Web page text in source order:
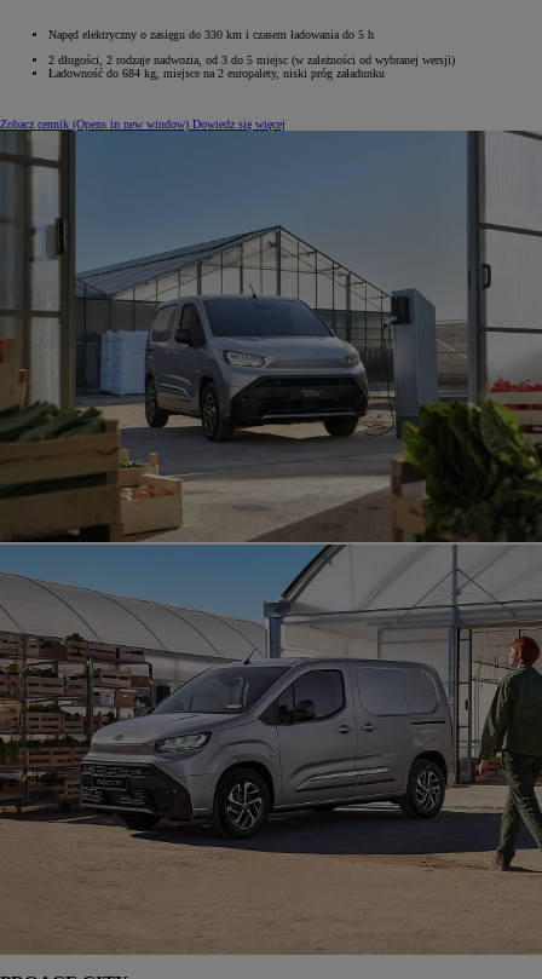
Napęd elektryczny o zasięgu do 330 km i czasem ładowania do 5 h
2 długości, 2 rodzaje nadwozia, od 3 do 5 miejsc (w zależności od wybranej wersji)
Ładowność do 684 kg, miejsce na 2 europalety, niski próg załadunku
Zobacz cennik (Opens in new window) Dowiedz się więcej